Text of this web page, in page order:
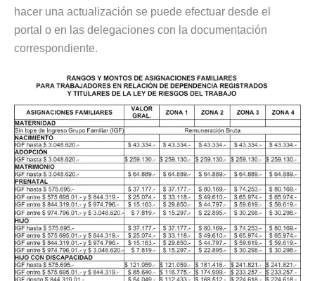
hacer una actualización se puede efectuar desde el
portal o en las delegaciones con la documentación
correspondiente.